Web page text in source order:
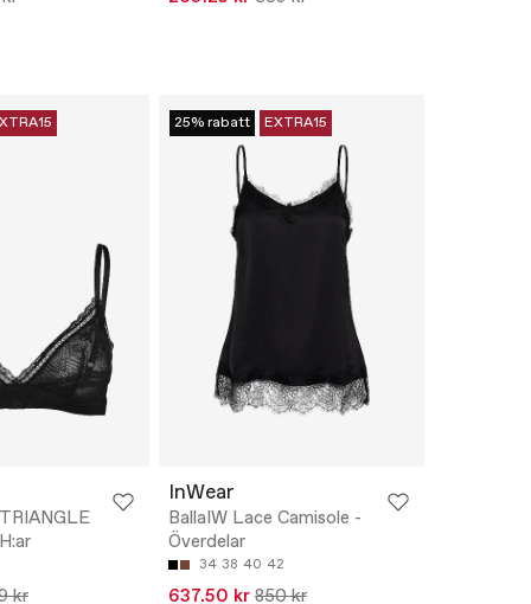
kr
25% rabatt EXTRA15
InWear
BallaIW Lace Camisole -
Överdelar
34 38 40 42
637.50 kr 850 kr